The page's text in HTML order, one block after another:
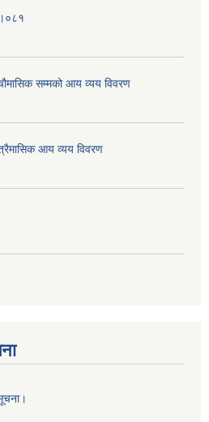
सम्मको आय व्यय विवरण
आय व्यय विवरण